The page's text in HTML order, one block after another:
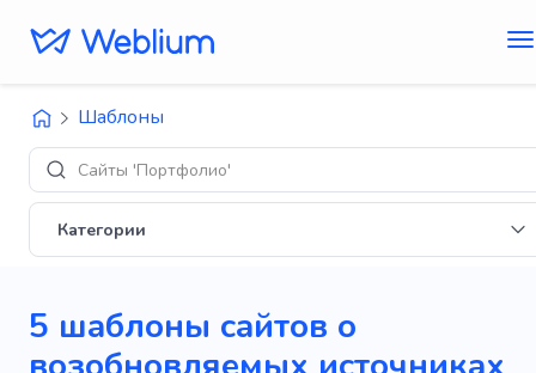
Шаблоны
Ди
Категории
5 шаблоны сайтов о